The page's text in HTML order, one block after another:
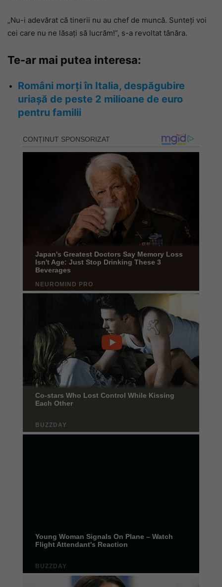
„Nu-i adevărat că tinerii nu au chef de muncă. Sunteți voi
cei care nu ne lăsați să lucrăm!”, s-a revoltat tânăra.
Te-ar mai putea interesa:
Români morți în Italia, despăgubire
uriașă de peste 2 milioane de euro
pentru familii